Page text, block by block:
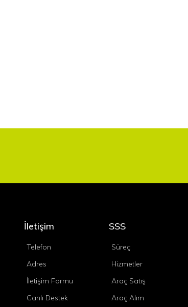
İletişim
Telefon
Adres
İletişim Formu
Canlı Destek
SSS
Süreç
Hizmetler
Araç Satış
Araç Alım